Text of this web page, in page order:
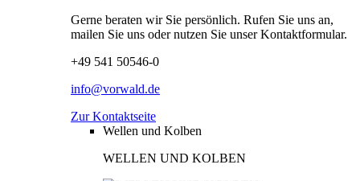
Gerne beraten wir Sie persönlich. Rufen Sie uns an,
mailen Sie uns oder nutzen Sie unser Kontaktformular.
+49 541 50546-0
info@vorwald.de
Zur Kontaktseite
Wellen und Kolben
WELLEN UND KOLBEN